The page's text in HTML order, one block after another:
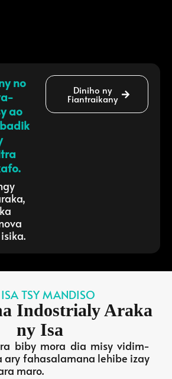
no
ao
Diniho ny
Fiantraikany
TSY MANDISO
Indostrialy Araka
ny Isa
biby mora dia misy vidim-
ary fahasalamana lehibe izay
maro.